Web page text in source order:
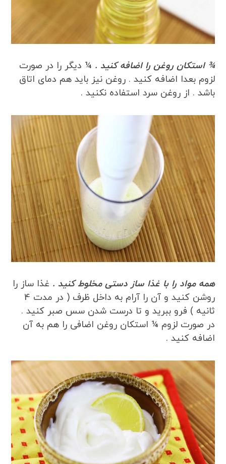
¾ استکان روغن را اضافه کنید . ¼ دیگر را در صورت
لزوم بعدا اضافه کنید . روغن نیز باید هم دمای اتاق
باشد . از روغن سرد استفاده نکنید .
همه مواد را با غذا ساز دستی مخلوط کنید . غذا ساز را
روشن کنید و آن را آرام به داخل ظرف ( در مدت 4
ثانیه ) فرو ببرید و تا درست شدن سس صبر کنید .
در صورت لزوم ¼ استکان روغن اضافی را هم به آن
اضافه کنید .